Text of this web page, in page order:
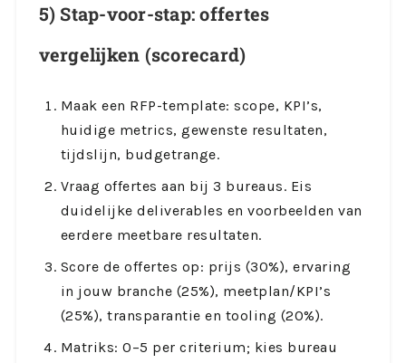
5) Stap-voor-stap: offertes
vergelijken (scorecard)
Maak een RFP-template: scope, KPI’s,
huidige metrics, gewenste resultaten,
tijdslijn, budgetrange.
Vraag offertes aan bij 3 bureaus. Eis
duidelijke deliverables en voorbeelden van
eerdere meetbare resultaten.
Score de offertes op: prijs (30%), ervaring
in jouw branche (25%), meetplan/KPI’s
(25%), transparantie en tooling (20%).
Matriks: 0–5 per criterium; kies bureau